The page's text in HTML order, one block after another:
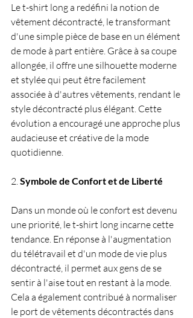
Le t-shirt long a redéfini la notion de
vêtement décontracté, le transformant
d'une simple pièce de base en un élément
de mode à part entière. Grâce à sa coupe
allongée, il offre une silhouette moderne
et stylée qui peut être facilement
associée à d'autres vêtements, rendant le
style décontracté plus élégant. Cette
évolution a encouragé une approche plus
audacieuse et créative de la mode
quotidienne.
2. Symbole de Confort et de Liberté
Dans un monde où le confort est devenu
une priorité, le t-shirt long incarne cette
tendance. En réponse à l'augmentation
du télétravail et d'un mode de vie plus
décontracté, il permet aux gens de se
sentir à l'aise tout en restant à la mode.
Cela a également contribué à normaliser
le port de vêtements décontractés dans